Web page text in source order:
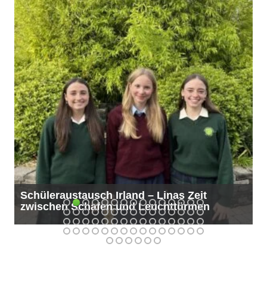
Schüleraustausch Irland – Linas Zeit
zwischen Schafen und Leuchttürmen